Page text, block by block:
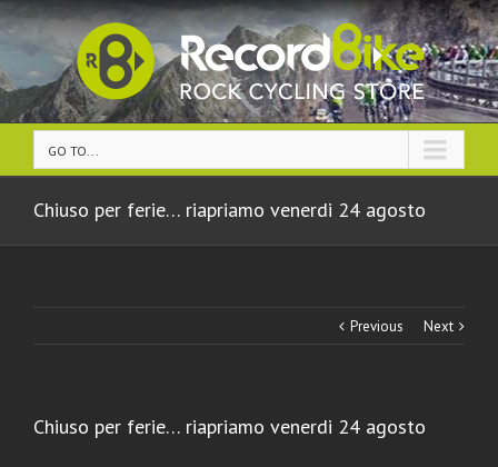
GO TO...
Chiuso per ferie… riapriamo venerdi 24 agosto
Previous Next
Chiuso per ferie… riapriamo venerdi 24 agosto